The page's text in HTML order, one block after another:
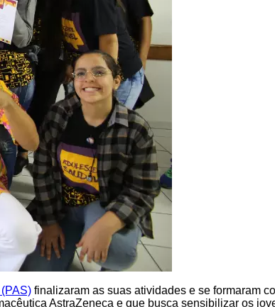
finalizaram as suas atividades e se formaram
AstraZeneca e que busca sensibilizar os